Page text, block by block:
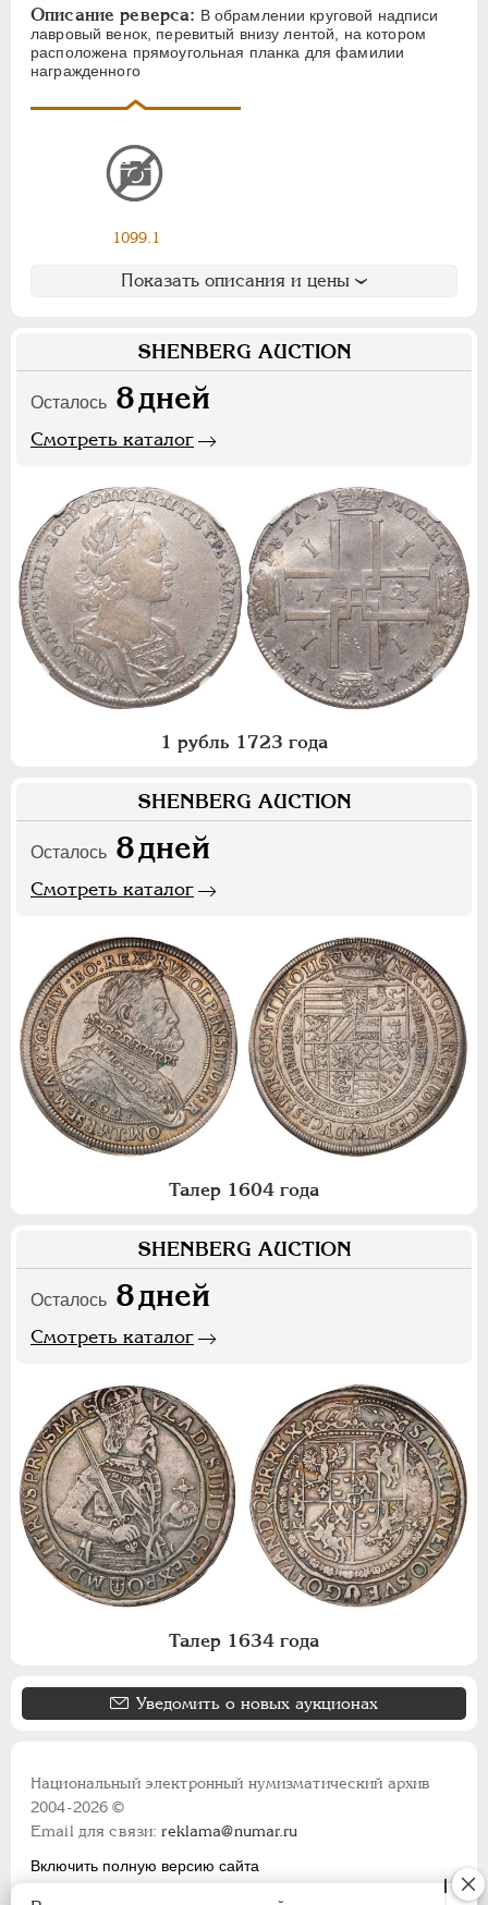
Описание реверса: В обрамлении круговой надписи
лавровый венок, перевитый внизу лентой, на котором
расположена прямоугольная планка для фамилии
награжденного
1099.1
Показать описания и цены
SHENBERG AUCTION
Осталось 8дней
Смотреть каталог
1 рубль 1723 года
SHENBERG AUCTION
Осталось 8дней
Смотреть каталог
Талер 1604 года
SHENBERG AUCTION
Осталось 8дней
Смотреть каталог
Талер 1634 года
Уведомить о новых аукционах
Цифры
1 2 7
СЕРИИ МЕДАЛЕЙ
Национальный электронный нумизматический архив
2004-2026 ©
Email для связи:reklama@numar.ru
Включить полную версию сайта